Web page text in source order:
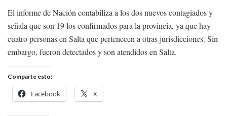
El informe de Nación contabiliza a los dos nuevos contagiados y
señala que son 19 los confirmados para la provincia, ya que hay
cuatro personas en Salta que pertenecen a otras jurisdicciones. Sin
embargo, fueron detectados y son atendidos en Salta.
Comparte esto:
Facebook X